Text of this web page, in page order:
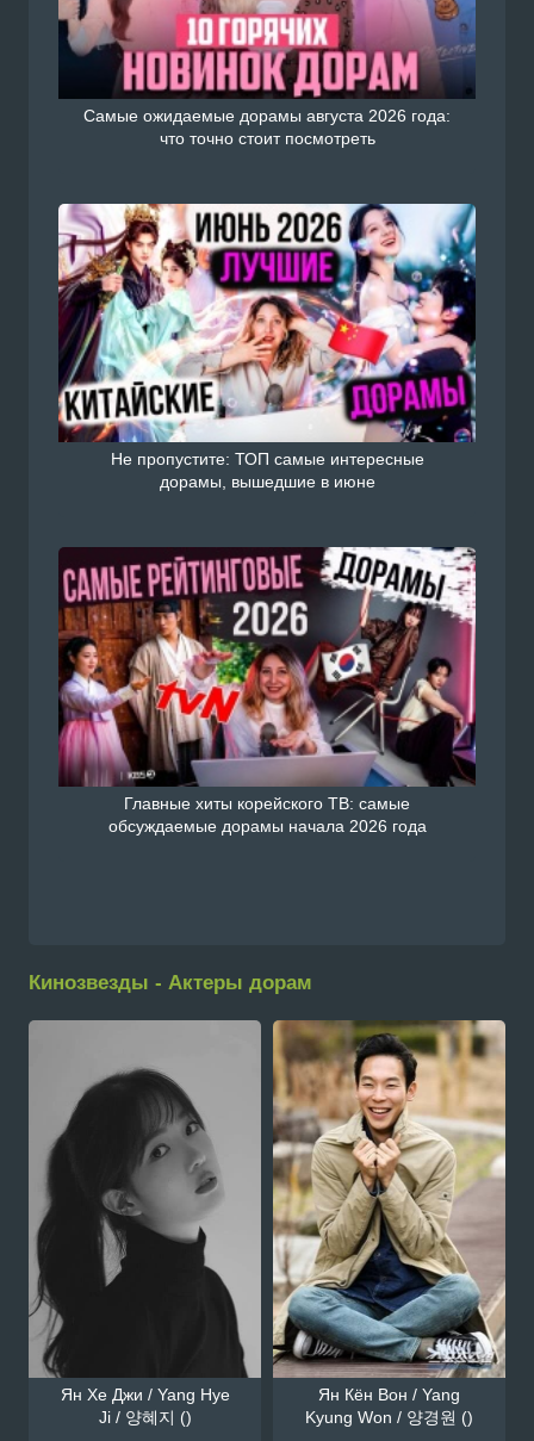
Самые ожидаемые дорамы августа 2026 года:
что точно стоит посмотреть
Не пропустите: ТОП самые интересные
дорамы, вышедшие в июне
Главные хиты корейского ТВ: самые
обсуждаемые дорамы начала 2026 года
Кинозвезды - Актеры дорам
Ян Хе Джи / Yang Hye
Ji / 양혜지 ()
Ян Кён Вон / Yang
Kyung Won / 양경원 ()